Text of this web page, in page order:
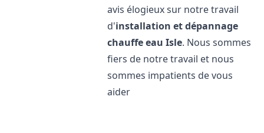
avis élogieux sur notre travail
d'installation et dépannage
chauffe eau Isle. Nous sommes
fiers de notre travail et nous
sommes impatients de vous
aider